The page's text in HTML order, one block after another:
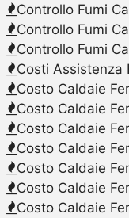
Controllo Fumi
Controllo Fumi
Controllo Fumi
Costi Assistenza
Costo Caldaie
Costo Caldaie
Costo Caldaie
Costo Caldaie
Costo Caldaie
Costo Caldaie
Costo Caldaie